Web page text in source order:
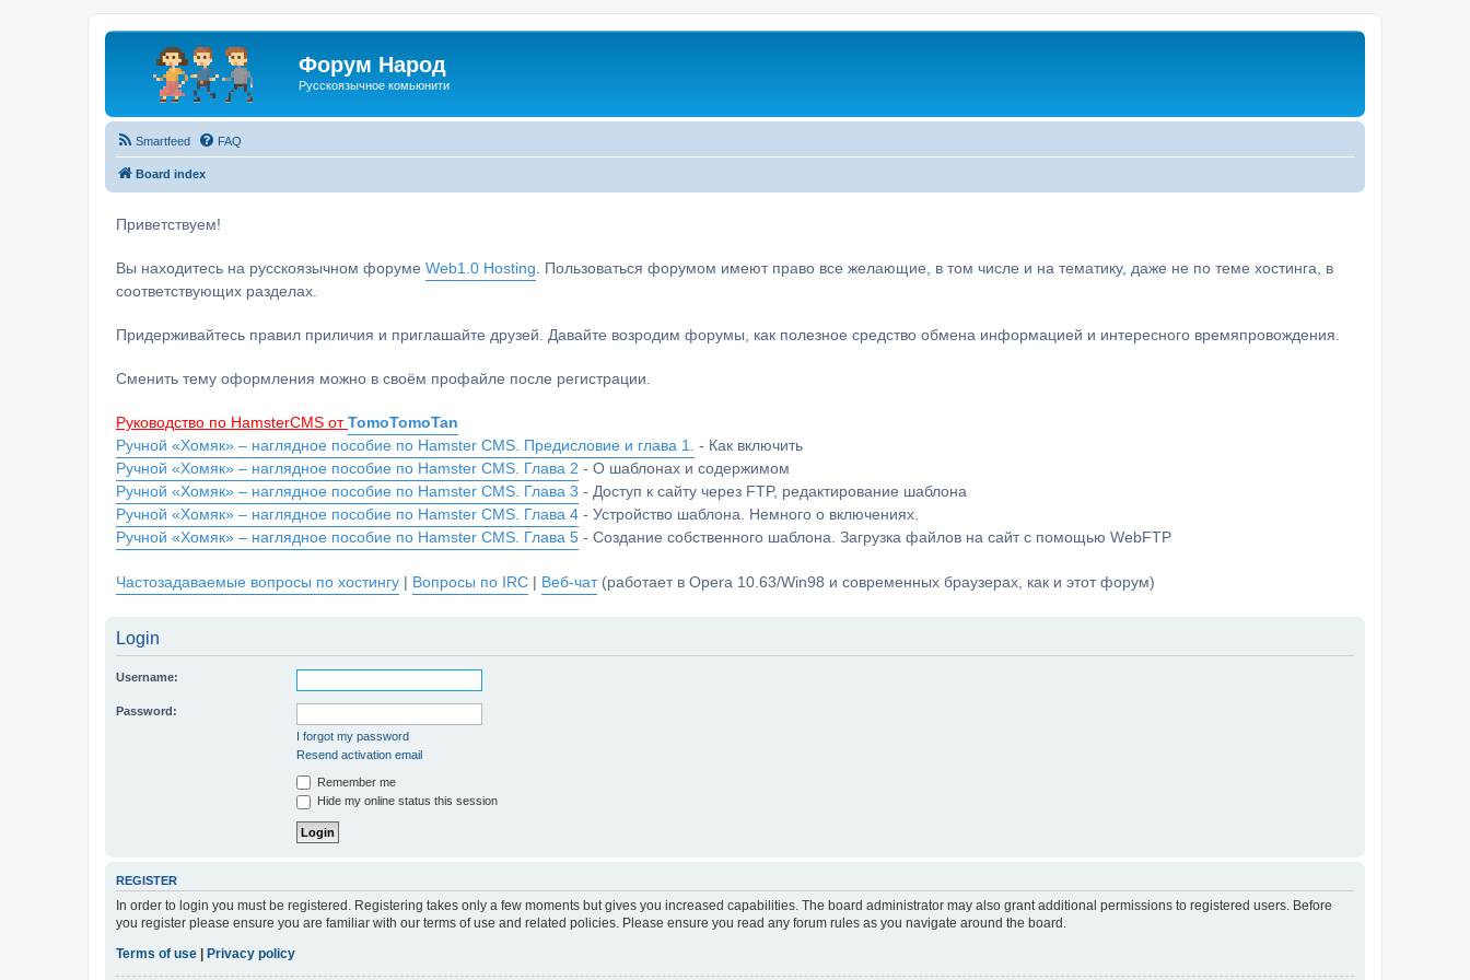
Форум Народ
Русскоязычное комьюнити
Smartfeed FAQ
Board index
Приветствуем!
Вы находитесь на русскоязычном форуме Web1.0 Hosting . Пользоваться форумом имеют право все желающие, в том числе и на тематику, даже не по теме хостинга, в
соответствующих разделах.
Придерживайтесь правил приличия и приглашайте друзей. Давайте возродим форумы, как полезное средство обмена информацией и интересного времяпровождения.
Сменить тему оформления можно в своём профайле после регистрации.
Руководство по HamsterCMS от TomoTomoTan
Ручной «Хомяк» – наглядное пособие по Hamster CMS. Предисловие и глава 1.
- Как включить
Ручной «Хомяк» – наглядное пособие по Hamster CMS. Глава 2 - О шаблонах и содержимом
Ручной «Хомяк» – наглядное пособие по Hamster CMS. Глава 3 - Доступ к сайту через FTP, редактирование шаблона
Ручной «Хомяк» – наглядное пособие по Hamster CMS. Глава 4 - Устройство шаблона. Немного о включениях.
Ручной «Хомяк» – наглядное пособие по Hamster CMS. Глава 5 - Создание собственного шаблона. Загрузка файлов на сайт с помощью WebFTP
Частозадаваемые вопросы по хостингу | Вопросы по IRC | Веб-чат(работает в Opera 10.63/Win98 и современных браузерах, как и этот форум)
Login
Username:
Password:
I forgot my password
Resend activation email
Remember me
Hide my online status this session
REGISTER
In order to login you must be registered. Registering takes only a few moments but gives you increased capabilities. The board administrator may also grant additional permissions to registered users. Before
you register please ensure you are familiar with our terms of use and related policies. Please ensure you read any forum rules as you navigate around the board.
Terms of use
Privacy policy